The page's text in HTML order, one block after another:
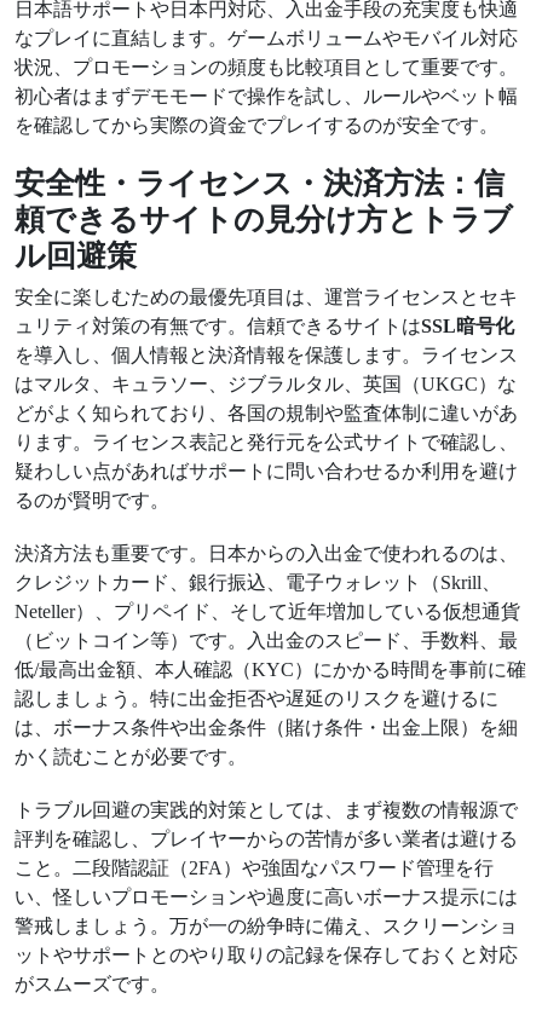
日本語サポートや日本円対応、入出金手段の充実度も快適
なプレイに直結します。ゲームボリュームやモバイル対応
状況、プロモーションの頻度も比較項目として重要です。
初心者はまずデモモードで操作を試し、ルールやベット幅
を確認してから実際の資金でプレイするのが安全です。
安全性・ライセンス・決済方法：信
頼できるサイトの見分け方とトラブ
ル回避策
安全に楽しむための最優先項目は、運営ライセンスとセキ
ュリティ対策の有無です。信頼できるサイトはSSL暗号化
を導入し、個人情報と決済情報を保護します。ライセンス
はマルタ、キュラソー、ジブラルタル、英国（UKGC）な
どがよく知られており、各国の規制や監査体制に違いがあ
ります。ライセンス表記と発行元を公式サイトで確認し、
疑わしい点があればサポートに問い合わせるか利用を避け
るのが賢明です。
決済方法も重要です。日本からの入出金で使われるのは、
クレジットカード、銀行振込、電子ウォレット（Skrill、
Neteller）、プリペイド、そして近年増加している仮想通貨
（ビットコイン等）です。入出金のスピード、手数料、最
低/最高出金額、本人確認（KYC）にかかる時間を事前に確
認しましょう。特に出金拒否や遅延のリスクを避けるに
は、ボーナス条件や出金条件（賭け条件・出金上限）を細
かく読むことが必要です。
トラブル回避の実践的対策としては、まず複数の情報源で
評判を確認し、プレイヤーからの苦情が多い業者は避ける
こと。二段階認証（2FA）や強固なパスワード管理を行
い、怪しいプロモーションや過度に高いボーナス提示には
警戒しましょう。万が一の紛争時に備え、スクリーンショ
ットやサポートとのやり取りの記録を保存しておくと対応
がスムーズです。